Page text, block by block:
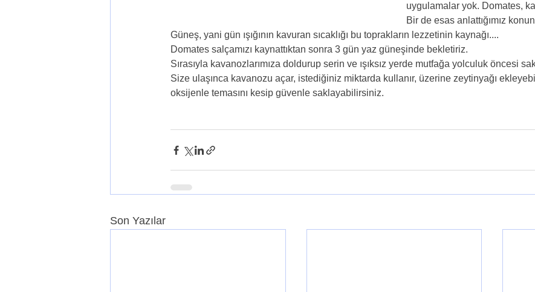
uygulamalar yok. Domates,
Bir de esas anlattığımız
Güneş, yani gün ışığının kavuran sıcaklığı bu toprakların lezzetinin kaynağı....
Domates salçamızı kaynattıktan sonra 3 gün yaz güneşinde bekletiriz.
Sırasıyla kavanozlarımıza doldurup serin ve ışıksız yerde mutfağa yolculuk öncesi
Size ulaşınca kavanozu açar, istediğiniz miktarda kullanır, üzerine zeytinyağı
oksijenle temasını kesip güvenle saklayabilirsiniz.
Son Yazılar